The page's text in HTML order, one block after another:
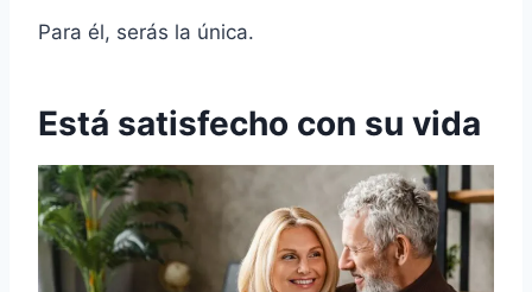
Para él, serás la única.
Está satisfecho con su vida